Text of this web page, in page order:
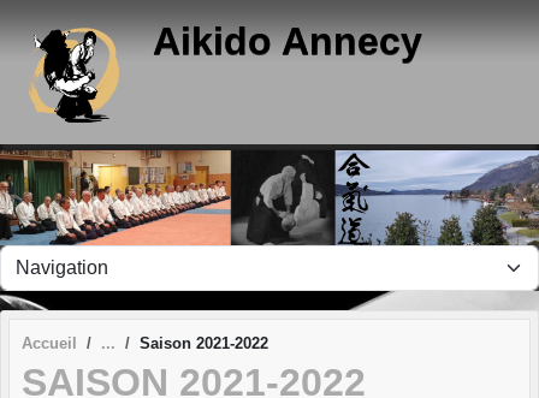
Aikido Annecy
Accueil Saison 2021-2022
SAISON 2021-2022